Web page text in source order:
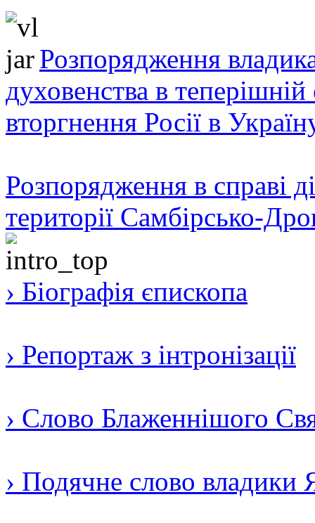
Розпорядження
духовенства в теперішній
вторгнення Росії в
Розпорядження в справі
території Самбірсько-
› Біографія єпископа
› Репортаж з інтронізації
› Слово Блаженнішого
› Подячне слово владики